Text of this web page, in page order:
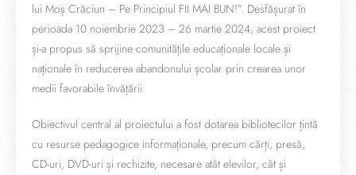
lui Moș Crăciun – Pe Principiul FII MAI BUN!”. Desfășurat în
perioada 10 noiembrie 2023 – 26 martie 2024, acest proiect
și-a propus să sprijine comunitățile educaționale locale și
naționale în reducerea abandonului școlar prin crearea unor
medii favorabile învățării.
Obiectivul central al proiectului a fost dotarea bibliotecilor țintă
cu resurse pedagogice informaționale, precum cărți, presă,
CD-uri, DVD-uri și rechizite, necesare atât elevilor, cât și